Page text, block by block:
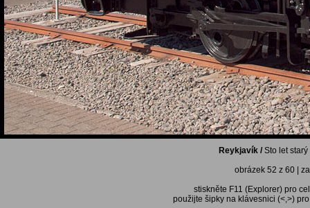
Reykjavík /Sto let starý
obrázek 52 z 60 |
stiskněte F11 (Explorer) pro
použijte šipky na klávesnici (<,>)